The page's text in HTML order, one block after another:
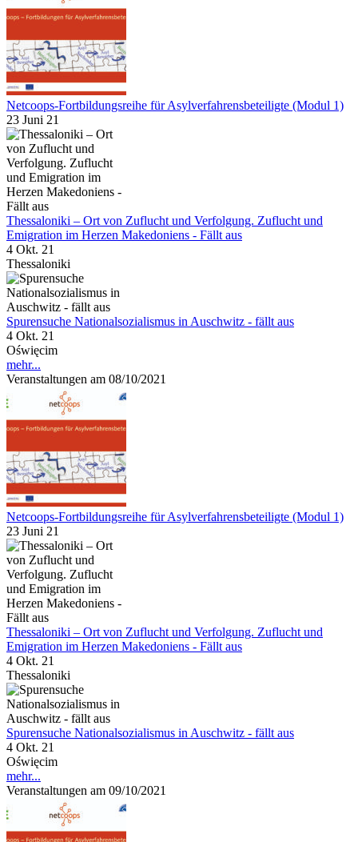
Netcoops-Fortbildungsreihe für Asylverfahrensbeteiligte (Modul 1)
23 Juni 21
Thessaloniki – Ort von Zuflucht und Verfolgung. Zuflucht und
Emigration im Herzen Makedoniens - Fällt aus
4 Okt. 21
Thessaloniki
Spurensuche Nationalsozialismus in Auschwitz - fällt aus
4 Okt. 21
Oświęcim
mehr...
Veranstaltungen am 08/10/2021
Netcoops-Fortbildungsreihe für Asylverfahrensbeteiligte (Modul 1)
23 Juni 21
Thessaloniki – Ort von Zuflucht und Verfolgung. Zuflucht und
Emigration im Herzen Makedoniens - Fällt aus
4 Okt. 21
Thessaloniki
Spurensuche Nationalsozialismus in Auschwitz - fällt aus
4 Okt. 21
Oświęcim
mehr...
Veranstaltungen am 09/10/2021